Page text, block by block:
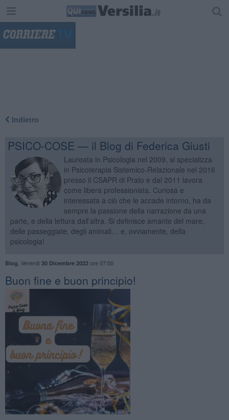
Indietro
PSICO-COSE — il Blog di Federica Giusti
Laureata in Psicologia nel 2009, si specializza
in Psicoterapia Sistemico-Relazionale nel 2016
presso il CSAPR di Prato e dal 2011 lavora
come libera professionista. Curiosa e
interessata a ciò che le accade intorno, ha da
sempre la passione della narrazione da una
parte, e della lettura dall’altra. Si definisce amante del mare,
delle passeggiate, degli animali… e, ovviamente, della
psicologia!
Blog Venerdì 30 Dicembre 2022ore 07:00
Buon fine e buon principio!